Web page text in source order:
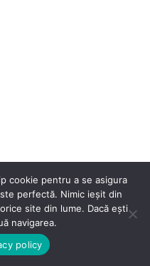
cookie pentru a se asigura
perfectă. Nimic ieșit din
site din lume. Dacă ești
navigarea.
policy